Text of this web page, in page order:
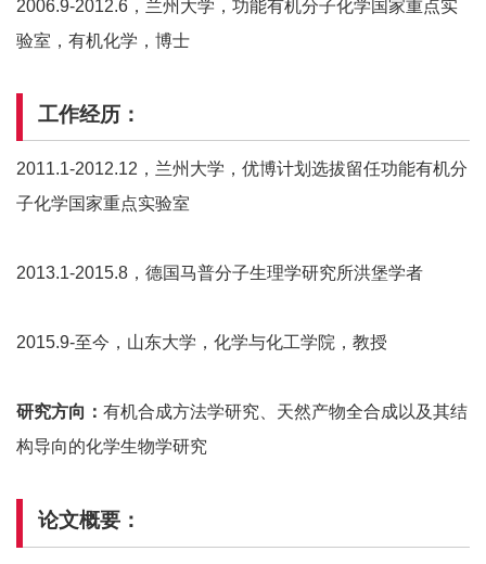
2006.9-2012.6，兰州大学，功能有机分子化学国家重点实
验室，有机化学，博士
工作经历：
2011.1-2012.12，兰州大学，优博计划选拔留任功能有机分
子化学国家重点实验室
2013.1-2015.8，德国马普分子生理学研究所洪堡学者
2015.9-至今，山东大学，化学与化工学院，教授
研究方向： 有机合成方法学研究、天然产物全合成以及其结
构导向的化学生物学研究
论文概要：